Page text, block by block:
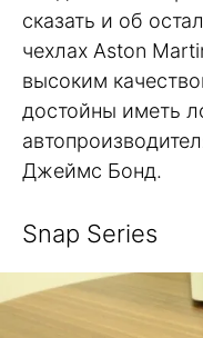
сказать и об
чехлах Aston
высоким
достойны иметь
Джеймс Бонд.
Snap Series